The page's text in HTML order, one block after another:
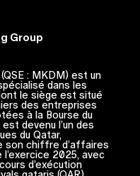
Group
(QSE : MKDM) est un
dans les
le siège est situé
des entreprises
à la Bourse du
devenu l’un des
du Qatar,
son chiffre d’affaires
l’exercice 2025, avec
d’exécution